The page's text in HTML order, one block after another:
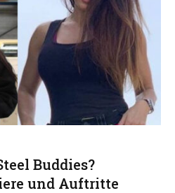
Buddies?
und Auftritte